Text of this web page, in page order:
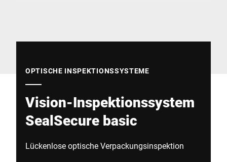
OPTISCHE INSPEKTIONSSYSTEME
Vision-Inspektionssystem
SealSecure basic
Lückenlose optische Verpackungsinspektion